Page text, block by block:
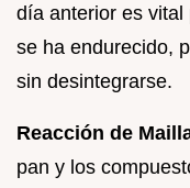
día anterior es vital
se ha endurecido,
sin desintegrarse.
Reacción de
pan y los